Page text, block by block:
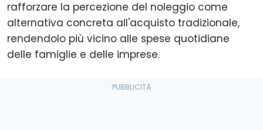
rafforzare la percezione del noleggio come
alternativa concreta all'acquisto tradizionale,
rendendolo più vicino alle spese quotidiane
delle famiglie e delle imprese.